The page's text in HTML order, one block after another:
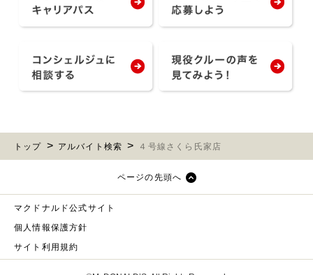
トップ アルバイト検索 ４号線さくら氏家店
ページの先頭へ
マクドナルド公式サイト
個人情報保護方針
サイト利用規約